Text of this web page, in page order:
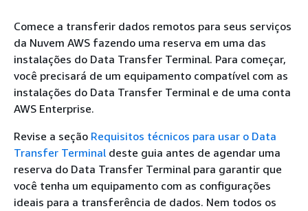
Comece a transferir dados remotos para seus serviços
da Nuvem AWS fazendo uma reserva em uma das
instalações do Data Transfer Terminal. Para começar,
você precisará de um equipamento compatível com as
instalações do Data Transfer Terminal e de uma conta
AWS Enterprise.
Revise a seção Requisitos técnicos para usar o Data
Transfer Terminal deste guia antes de agendar uma
reserva do Data Transfer Terminal para garantir que
você tenha um equipamento com as configurações
ideais para a transferência de dados. Nem todos os